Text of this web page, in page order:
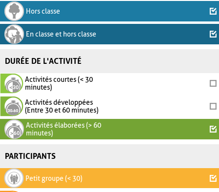
Hors classe
En classe et hors classe
DURÉE DE L'ACTIVITÉ
Activités courtes (< 30
minutes)
Activités développées
(Entre 30 et 60 minutes)
Activités élaborées (> 60
minutes)
PARTICIPANTS
Petit groupe (< 30)